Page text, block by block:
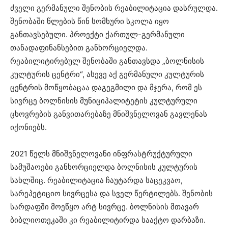
ძველი გერმანული შენობის რეაბილიტაცია დასრულდა.
შენობაში წლების წინ სომხური სკოლა იყო
განთავსებული. პროექტი ქართულ-გერმანული
თანადაფინანსებით განხორციელდა.
რეაბილიტირებულ შენობაში განთავსდა „ბოლნისის
კულტურის ცენტრი“, ასევე აქ გერმანული კულტურის
ცენტრის მოწყობაცაა დაგეგმილი და მჯერა, რომ ეს
სივრცე ბოლნისის მუნიციპალიტეტის კულტურული
ცხოვრების განვითარებაზე მნიშვნელოვან გავლენას
იქონიებს.
2021 წელს მნიშვნელოვანი ინფრასტრუქტურული
სამუშაოები განხორციელდა ბოლნისის კულტურის
სახლშიც. რეაბილიტაცია ჩაუტარდა საცეკვაო,
სარეპეტიციო სივრცესა და სველ წერტილებს. შენობის
სარდაფში მოეწყო არტ სივრცე. ბოლნისის მთავარ
ბიბლიოთეკაში კი რეაბილიტირდა სააქტო დარბაზი.